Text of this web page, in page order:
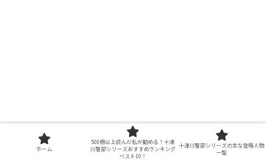
ホーム
500冊以上読んだ私が勧める！十津
川警部シリーズおすすめランキング
ベスト10！
十津川警部シリーズの主な登場人物
一覧